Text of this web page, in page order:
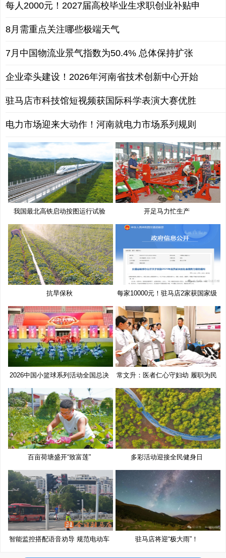
每人2000元！2027届高校毕业生求职创业补贴申
8月需重点关注哪些极端天气
7月中国物流业景气指数为50.4% 总体保持扩张
企业牵头建设！2026年河南省技术创新中心开始
驻马店市科技馆短视频获国际科学表演大赛优胜
电力市场迎来大动作！河南就电力市场系列规则
我国最北高铁启动按图运行试验 开足马力忙生产
抗旱保秋
每家10000元！驻马店2家获国家级
奖
2026中国小篮球系列活动全国总决
常文升：医者仁心守妇幼 履职为民
百亩荷塘盛开“致富莲” 多彩活动迎接全民健身日
智能监控搭配语音劝导 规范电动车 驻马店将迎“极大雨”！